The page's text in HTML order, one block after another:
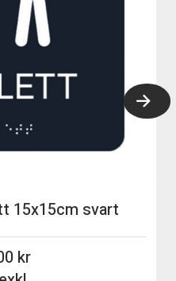
15x15cm svart